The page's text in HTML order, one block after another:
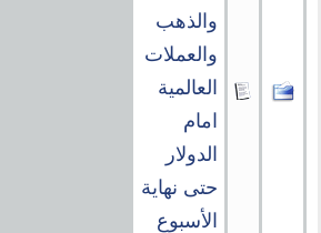
والذهب
والعملات
العالمية
امام
الدولار
حتى نهاية
الأسبوع